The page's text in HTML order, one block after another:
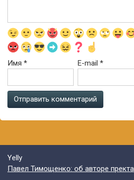
Имя * E-mail*
Yelly
Павел Тимощенко: об авторе пректа